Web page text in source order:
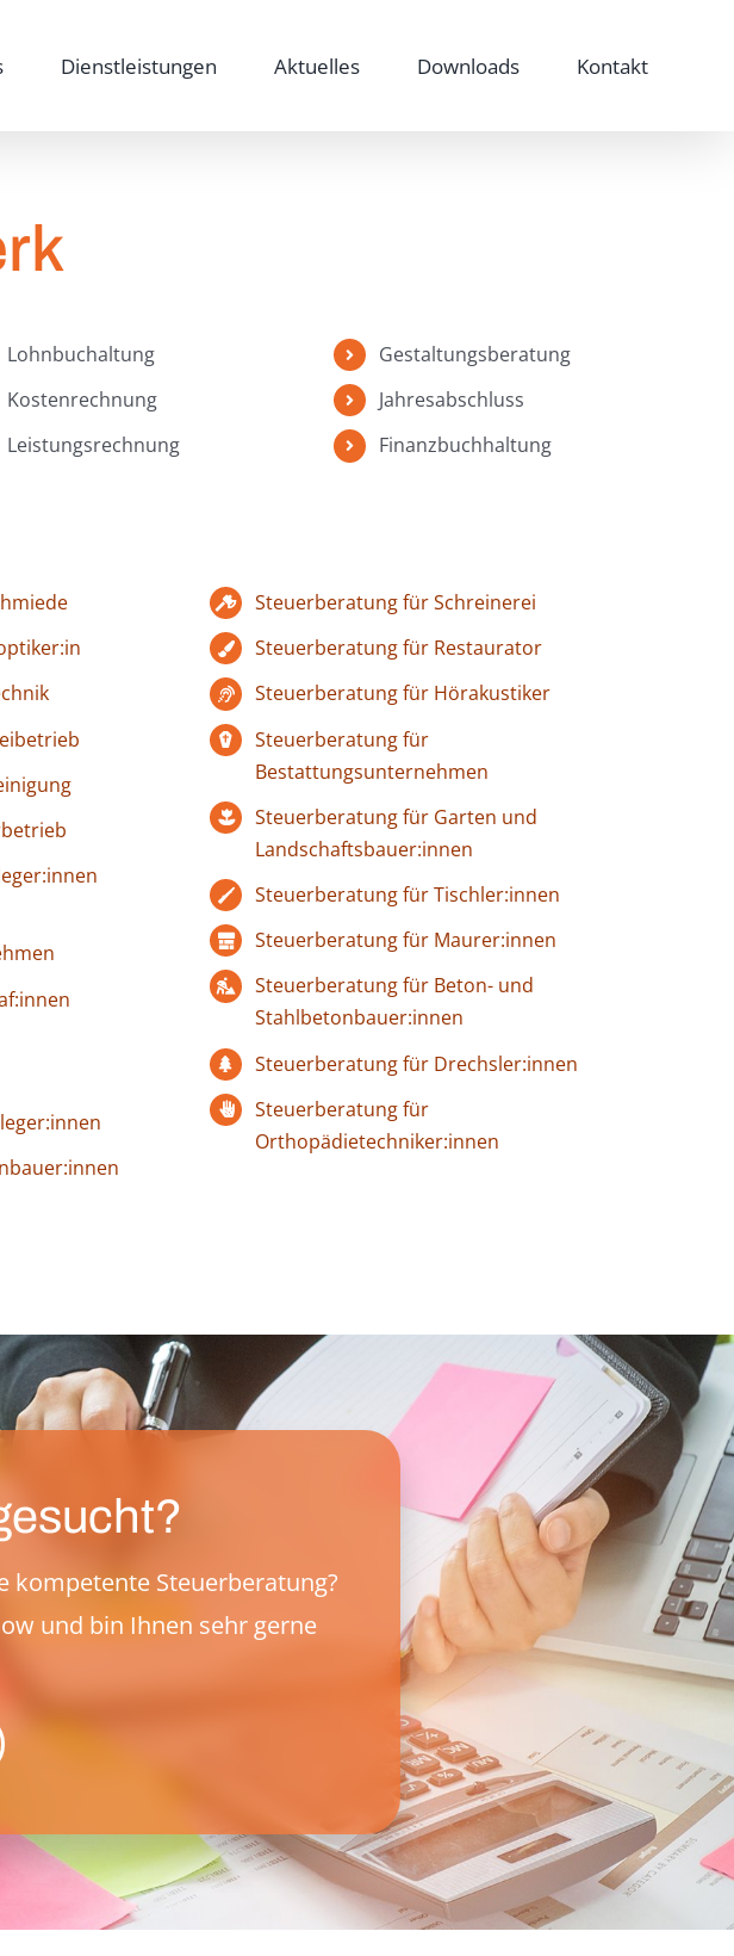
Dienstleistungen Aktuelles Downloads Kontakt
Lohnbuchaltung
Kostenrechnung
Leistungsrechnung
Gestaltungsberatung
Jahresabschluss
Finanzbuchhaltung
Steuerberatung für Schreinerei
Steuerberatung für Restaurator
Steuerberatung für Hörakustiker
Steuerberatung für
Bestattungsunternehmen
Steuerberatung für Garten und
Landschaftsbauer:innen
Steuerberatung für Tischler:innen
Steuerberatung für Maurer:innen
Steuerberatung für Beton- und
Stahlbetonbauer:innen
Steuerberatung für Drechsler:innen
Steuerberatung für
Orthopädietechniker:innen
kompetente Steuerberatung?
und bin Ihnen sehr gerne